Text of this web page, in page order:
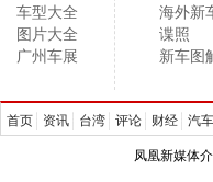
车型大全
图片大全
广州车展
海外新
谍照
新车图
首页 资讯 台湾 评论 财经 汽车
凤凰新媒体